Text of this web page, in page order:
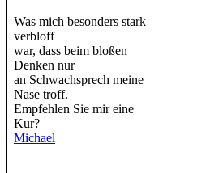
Was mich besonders stark
verbloff
war, dass beim bloßen
Denken nur
an Schwachsprech meine
Nase troff.
Empfehlen Sie mir eine
Kur?
Michael